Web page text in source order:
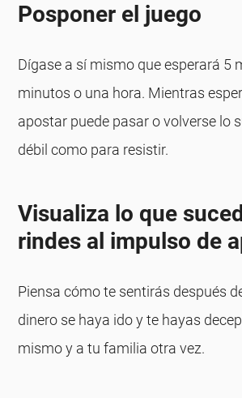
Posponer el juego
Dígase a sí mismo que esperará 5
minutos o una hora. Mientras
apostar puede pasar o volverse lo
débil como para resistir.
Visualiza lo que
rindes al impulso de
Piensa cómo te sentirás después
dinero se haya ido y te hayas
mismo y a tu familia otra vez.